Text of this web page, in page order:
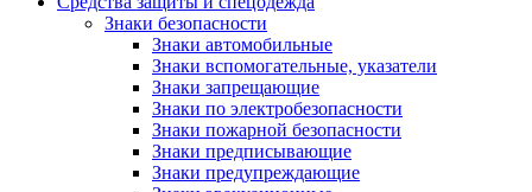
Знаки безопасности
Знаки автомобильные
Знаки вспомогательные, указатели
Знаки запрещающие
Знаки по электробезопасности
Знаки пожарной безопасности
Знаки предписывающие
Знаки предупреждающие